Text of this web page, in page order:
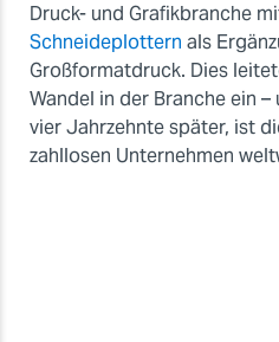
Druck- und Grafikbranche
Schneideplottern als
Großformatdruck. Dies
Wandel in der Branche ein
vier Jahrzehnte später, ist
zahllosen Unternehmen